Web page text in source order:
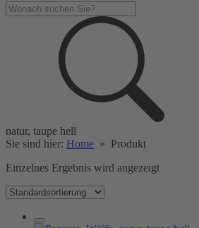
natur, taupe hell
Sie sind hier: Home » Produkt
Einzelnes Ergebnis wird angezeigt